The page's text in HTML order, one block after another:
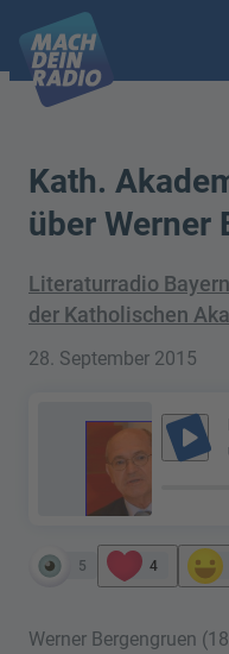
Kath.
über Werner
Literaturradio
der Katholischen
28. September 2015
play_arrow
5 4
Werner Bergengruen